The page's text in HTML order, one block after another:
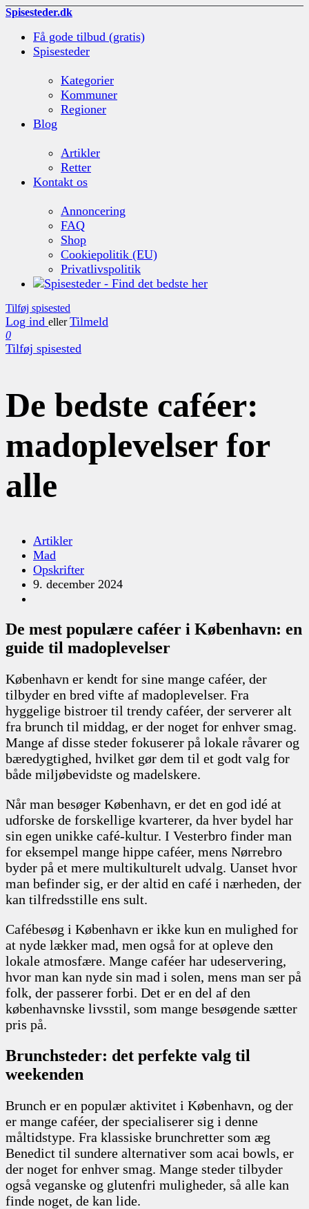
Spisesteder.dk
Få gode tilbud (gratis)
Spisesteder
Kategorier
Kommuner
Regioner
Blog
Artikler
Retter
Kontakt os
Annoncering
FAQ
Shop
Cookiepolitik (EU)
Privatlivspolitik
Tilføj spisested
Log ind eller Tilmeld
0
Tilføj spisested
De bedste caféer:
madoplevelser for
alle
Artikler
Mad
Opskrifter
9. december 2024
De mest populære caféer i København: en
guide til madoplevelser
København er kendt for sine mange caféer, der
tilbyder en bred vifte af madoplevelser. Fra
hyggelige bistroer til trendy caféer, der serverer alt
fra brunch til middag, er der noget for enhver smag.
Mange af disse steder fokuserer på lokale råvarer og
bæredygtighed, hvilket gør dem til et godt valg for
både miljøbevidste og madelskere.
Når man besøger København, er det en god idé at
udforske de forskellige kvarterer, da hver bydel har
sin egen unikke café-kultur. I Vesterbro finder man
for eksempel mange hippe caféer, mens Nørrebro
byder på et mere multikulturelt udvalg. Uanset hvor
man befinder sig, er der altid en café i nærheden, der
kan tilfredsstille ens sult.
Cafébesøg i København er ikke kun en mulighed for
at nyde lækker mad, men også for at opleve den
lokale atmosfære. Mange caféer har udeservering,
hvor man kan nyde sin mad i solen, mens man ser på
folk, der passerer forbi. Det er en del af den
københavnske livsstil, som mange besøgende sætter
pris på.
Brunchsteder: det perfekte valg til
weekenden
Brunch er en populær aktivitet i København, og der
er mange caféer, der specialiserer sig i denne
måltidstype. Fra klassiske brunchretter som æg
Benedict til sundere alternativer som acai bowls, er
der noget for enhver smag. Mange steder tilbyder
også veganske og glutenfri muligheder, så alle kan
finde noget, de kan lide.